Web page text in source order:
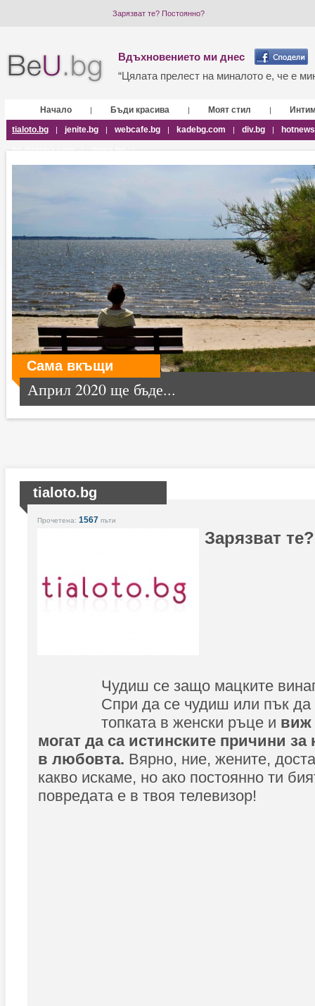
Зарязват те? Постоянно?
Вдъхновението ми днес
“Цялата прелест на миналото е, че е
Начало | Бъди красива | Моят стил |
tialoto.bg
| jenite.bg | webcafe.bg | kadebg.com | div.bg |
Сама вкъщи
Април 2020 ще бъде...
tialoto.bg
Прочетена: 1567 пъти
Зарязват
Чудиш се защо мацките
Спри да се чудиш или пък
топката в женски ръце и виж
могат да са истинските причини за
в любовта. Вярно, ние, жените,
какво искаме, но ако постоянно ти
повредата е в твоя телевизор!